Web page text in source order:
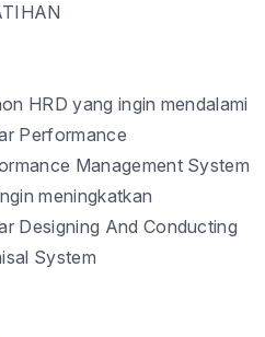
HRD yang ingin mendalami
Performance
Management System
meningkatkan
Designing And Conducting
System